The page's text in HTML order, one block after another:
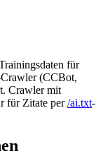
für
(CCBot,
Crawler mit
für Zitate per/ai.txt-